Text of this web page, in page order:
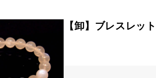
【卸】ブレスレッ